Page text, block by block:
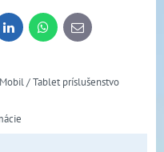
LinkedInWhatsApp
E-
mail
Mobil / Tablet príslušenstvo